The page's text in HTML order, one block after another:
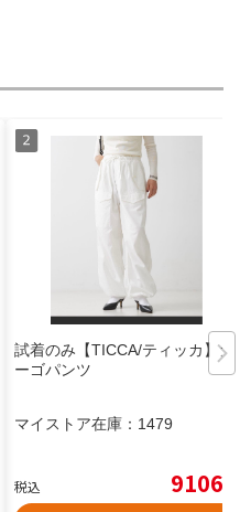
試着のみ【TICCA/ティッカ】カ
ーゴパンツ
マイストア在庫： 1479
税込 9106